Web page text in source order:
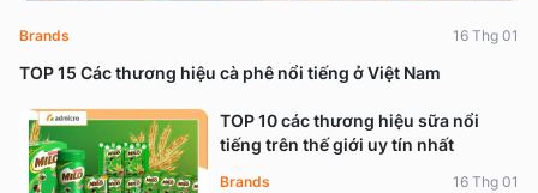
TOP 15 Các thương hiệu cà phê nổi tiếng ở Việt Nam
Brands 16 Thg 01
TOP 10 các thương hiệu sữa nổi
tiếng trên thế giới uy tín nhất
Brands 16 Thg 01